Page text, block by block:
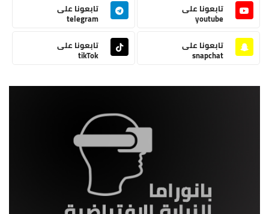
تابعونا على
youtube
تابعونا على
telegram
تابعونا على
snapchat
تابعونا على
tikTok